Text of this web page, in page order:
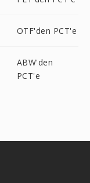
OTF'den PCT'e
ABW'den
PCT'e